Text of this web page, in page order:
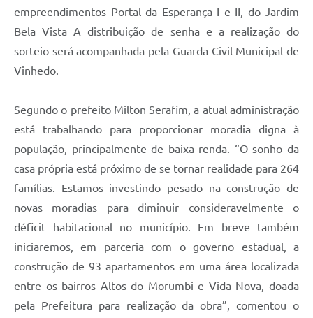
empreendimentos Portal da Esperança I e II, do Jardim
Bela Vista A distribuição de senha e a realização do
sorteio será acompanhada pela Guarda Civil Municipal de
Vinhedo.
Segundo o prefeito Milton Serafim, a atual administração
está trabalhando para proporcionar moradia digna à
população, principalmente de baixa renda. “O sonho da
casa própria está próximo de se tornar realidade para 264
famílias. Estamos investindo pesado na construção de
novas moradias para diminuir consideravelmente o
déficit habitacional no município. Em breve também
iniciaremos, em parceria com o governo estadual, a
construção de 93 apartamentos em uma área localizada
entre os bairros Altos do Morumbi e Vida Nova, doada
pela Prefeitura para realização da obra”, comentou o